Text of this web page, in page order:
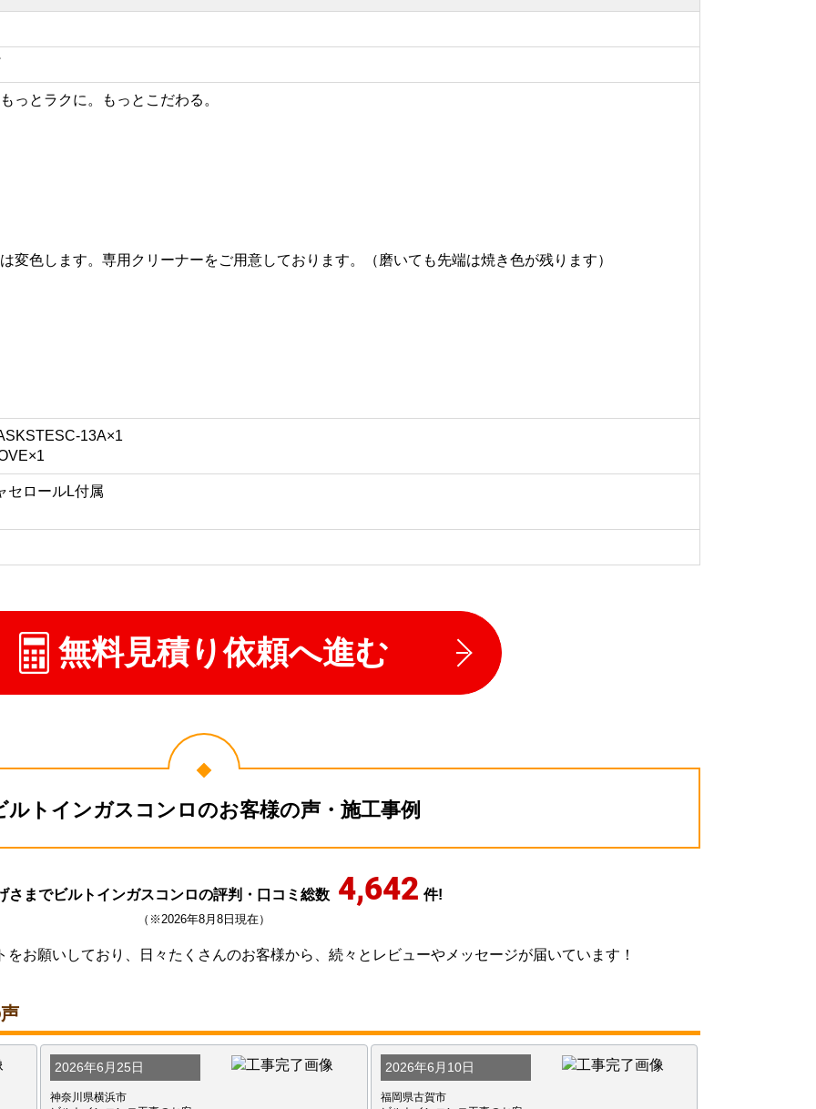
っとラクに。もっとこだわる。
変色します。専用クリーナーをご用意しております。（磨いても先端は焼き色が残ります）
13A×1
セロールL付属
無料見積り依頼へ進む
ルトインガスコンロのお客様の声・施工事例
さまでビルトインガスコンロの評判・口コミ総数 4,642 件!
（※2026年8月8日現在）
お願いしており、日々たくさんのお客様から、続々とレビューやメッセージが届いています！
2026年6月25日
神奈川県横浜市
2026年6月10日
福岡県古賀市